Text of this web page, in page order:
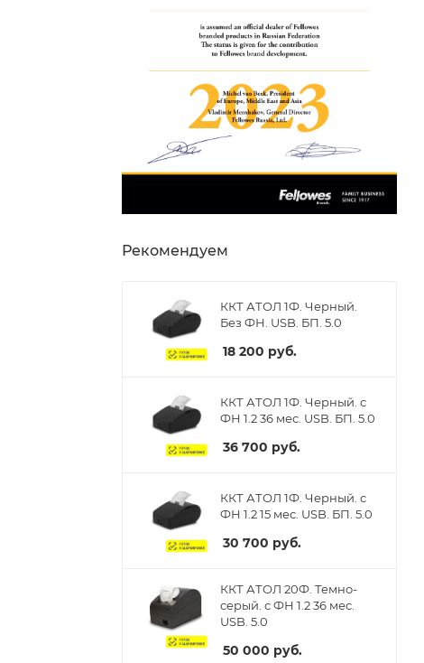
Рекомендуем
ККТ АТОЛ 1Ф. Черный.
Без ФН. USB. БП. 5.0
18 200 руб.
ККТ АТОЛ 1Ф. Черный. с
ФН 1.2 36 мес. USB. БП. 5.0
36 700 руб.
ККТ АТОЛ 1Ф. Черный. с
ФН 1.2 15 мес. USB. БП. 5.0
30 700 руб.
ККТ АТОЛ 20Ф. Темно-
серый. с ФН 1.2 36 мес.
USB. 5.0
50 000 руб.